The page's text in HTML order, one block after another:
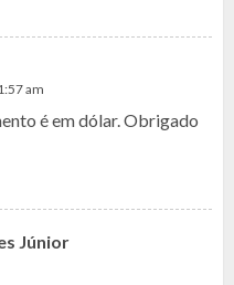
am
é em dólar. Obrigado
Júnior